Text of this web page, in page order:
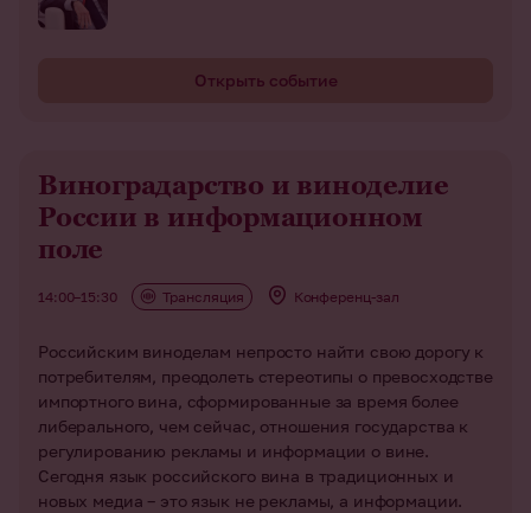
Открыть событие
Виноградарство и виноделие
России в информационном
поле
14:00–15:30 Конференц-зал
Трансляция
Российским виноделам непросто найти свою дорогу к
потребителям, преодолеть стереотипы о превосходстве
импортного вина, сформированные за время более
либерального, чем сейчас, отношения государства к
регулированию рекламы и информации о вине.
Сегодня язык российского вина в традиционных и
новых медиа – это язык не рекламы, а информации.